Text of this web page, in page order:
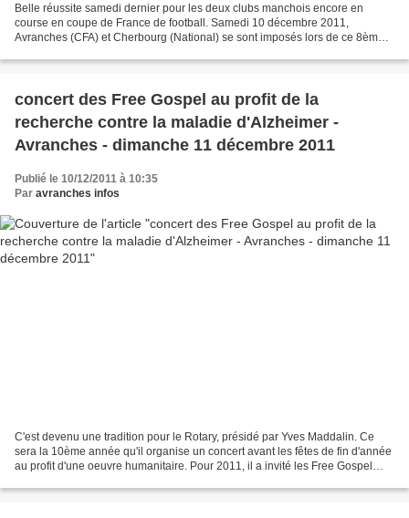
Belle réussite samedi dernier pour les deux clubs manchois encore en
course en coupe de France de football. Samedi 10 décembre 2011,
Avranches (CFA) et Cherbourg (National) se sont imposés lors de ce 8ème
concert des Free Gospel au profit de la
recherche contre la maladie d'Alzheimer -
Avranches - dimanche 11 décembre 2011
Publié le 10/12/2011 à 10:35
Par avranches infos
C'est devenu une tradition pour le Rotary, présidé par Yves Maddalin. Ce
sera la 10ème année qu'il organise un concert avant les fêtes de fin d'année
au profit d'une oeuvre humanitaire. Pour 2011, il a invité les Free Gospel